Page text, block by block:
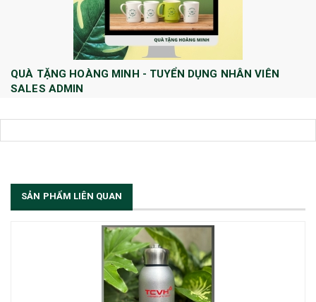
QUÀ TẶNG HOÀNG MINH - TUYỂN DỤNG NHÂN VIÊN
SALES ADMIN
SẢN PHẨM LIÊN QUAN